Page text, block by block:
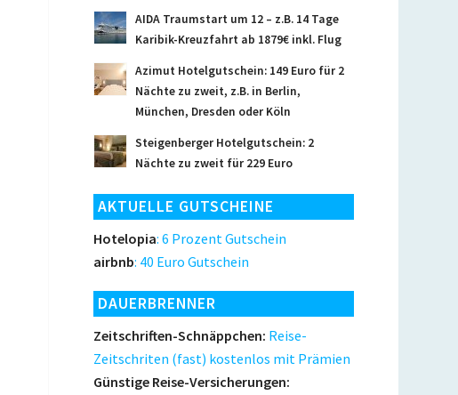
AIDA Traumstart um 12 – z.B. 14 Tage
Karibik-Kreuzfahrt ab 1879€ inkl. Flug
Azimut Hotelgutschein: 149 Euro für 2
Nächte zu zweit, z.B. in Berlin,
München, Dresden oder Köln
Steigenberger Hotelgutschein: 2
Nächte zu zweit für 229 Euro
AKTUELLE GUTSCHEINE
Hotelopia: 6 Prozent Gutschein
airbnb: 40 Euro Gutschein
DAUERBRENNER
Zeitschriften-Schnäppchen: Reise-
Zeitschriten (fast) kostenlos mit Prämien
Günstige Reise-Versicherungen: